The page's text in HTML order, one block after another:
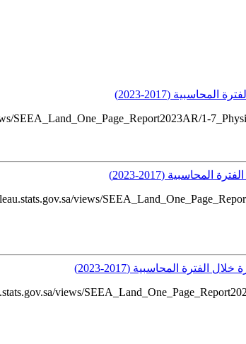
(2017-2023)
(2017-2023)
views/
المحاسبية (2017-2023)
views/